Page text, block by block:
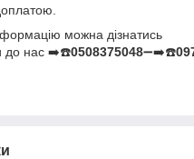
можна дізнатись
до нас ➡️☎️0508375048➖➡️☎️